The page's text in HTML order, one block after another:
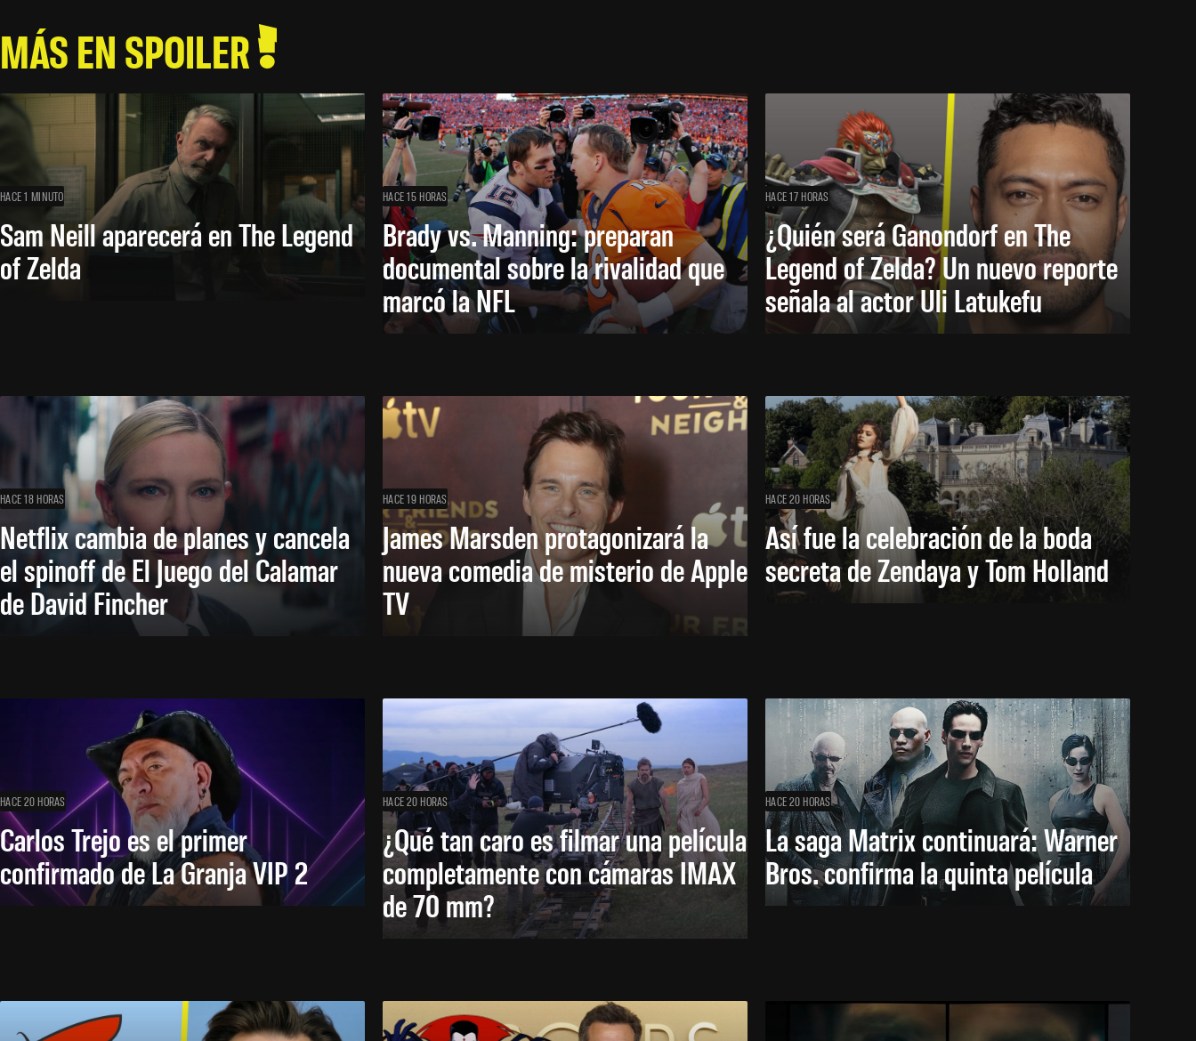
MÁS EN SPOILER
HACE 1 MINUTO
Sam Neill aparecerá en The Legend
of Zelda
HACE 15 HORAS
Brady vs. Manning: preparan
documental sobre la rivalidad que
marcó la NFL
HACE 17 HORAS
¿Quién será Ganondorf en The
Legend of Zelda? Un nuevo reporte
señala al actor Uli Latukefu
HACE 18 HORAS
Netflix cambia de planes y cancela
el spinoff de El Juego del Calamar
de David Fincher
HACE 19 HORAS
James Marsden protagonizará la
nueva comedia de misterio de Apple
TV
HACE 20 HORAS
Así fue la celebración de la boda
secreta de Zendaya y Tom Holland
HACE 20 HORAS
Carlos Trejo es el primer
confirmado de La Granja VIP 2
HACE 20 HORAS
¿Qué tan caro es filmar una película
completamente con cámaras IMAX
de 70 mm?
HACE 20 HORAS
La saga Matrix continuará: Warner
Bros. confirma la quinta película